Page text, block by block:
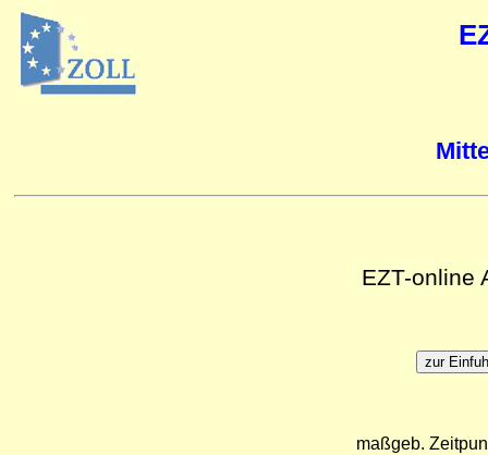
EZT-online
maßgeb.